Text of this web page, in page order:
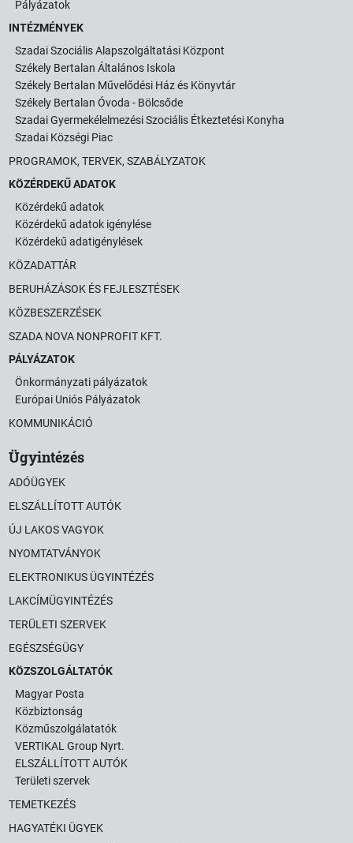
Pályázatok
INTÉZMÉNYEK
Szadai Szociális Alapszolgáltatási Központ
Székely Bertalan Általános Iskola
Székely Bertalan Művelődési Ház és Könyvtár
Székely Bertalan Óvoda - Bölcsőde
Szadai Gyermekélelmezési Szociális Étkeztetési Konyha
Szadai Községi Piac
PROGRAMOK, TERVEK, SZABÁLYZATOK
KÖZÉRDEKŰ ADATOK
Közérdekű adatok
Közérdekű adatok igénylése
Közérdekű adatigénylések
KÖZADATTÁR
BERUHÁZÁSOK ÉS FEJLESZTÉSEK
KÖZBESZERZÉSEK
SZADA NOVA NONPROFIT KFT.
PÁLYÁZATOK
Önkormányzati pályázatok
Európai Uniós Pályázatok
KOMMUNIKÁCIÓ
Ügyintézés
ADÓÜGYEK
ELSZÁLLÍTOTT AUTÓK
ÚJ LAKOS VAGYOK
NYOMTATVÁNYOK
ELEKTRONIKUS ÜGYINTÉZÉS
LAKCÍMÜGYINTÉZÉS
TERÜLETI SZERVEK
EGÉSZSÉGÜGY
KÖZSZOLGÁLTATÓK
Magyar Posta
Közbiztonság
Közműszolgálatatók
VERTIKAL Group Nyrt.
ELSZÁLLÍTOTT AUTÓK
Területi szervek
TEMETKEZÉS
HAGYATÉKI ÜGYEK